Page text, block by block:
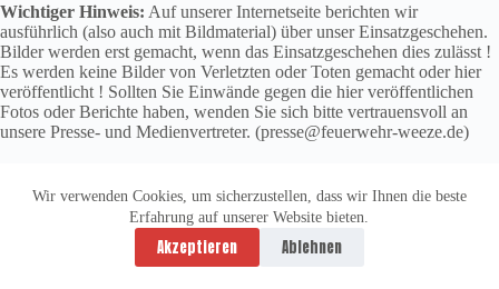
Wir verwenden Cookies, um sicherzustellen, dass wir Ihnen die beste
Erfahrung auf unserer Website bieten.
Akzeptieren Ablehnen
Wichtiger Hinweis: Auf unserer Internetseite berichten wir
ausführlich (also auch mit Bildmaterial) über unser Einsatzgeschehen.
Bilder werden erst gemacht, wenn das Einsatzgeschehen dies zulässt !
Es werden keine Bilder von Verletzten oder Toten gemacht oder hier
veröffentlicht ! Sollten Sie Einwände gegen die hier veröffentlichen
Fotos oder Berichte haben, wenden Sie sich bitte vertrauensvoll an
unsere Presse- und Medienvertreter. (presse@feuerwehr-weeze.de)
Datenschutzerklärung
Impressum
Copyright © 2026 -
vitolution